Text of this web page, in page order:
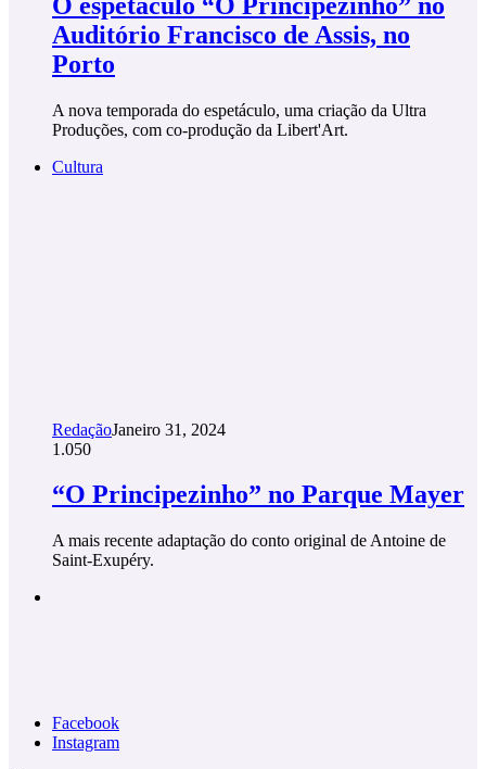
Auditório Francisco de Assis, no
Porto
A nova temporada do espetáculo, uma criação da Ultra
Produções, com co-produção da Libert'Art.
Cultura
RedaçãoJaneiro 31, 2024
1.050
“O Principezinho” no Parque Mayer
A mais recente adaptação do conto original de Antoine de
Saint-Exupéry.
Facebook
Instagram